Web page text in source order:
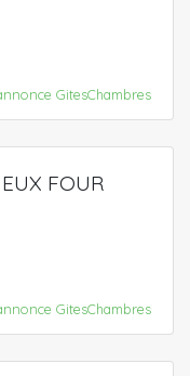
GitesChambres
FOUR
GitesChambres